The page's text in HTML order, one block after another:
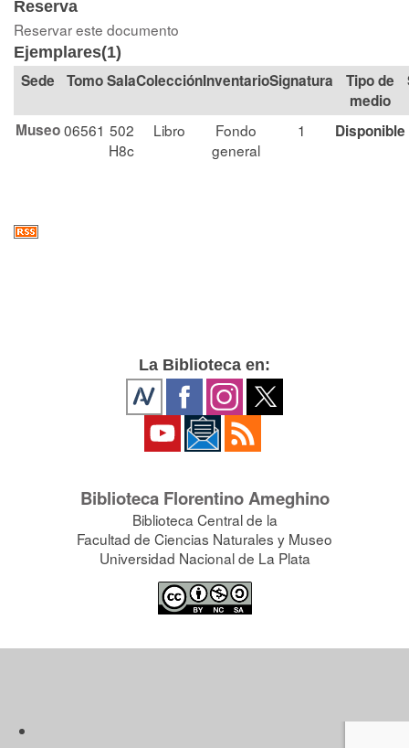
Reserva
Reservar este documento
Ejemplares(1)
Tomo SalaColección Signatura
Tipo de
medio
Museo06561 502
H8c
Libro
Fondo
general
1 Disponible
La Biblioteca en:
Biblioteca Florentino Ameghino
Biblioteca Central de la
Facultad de Ciencias Naturales y Museo
Universidad Nacional de La Plata